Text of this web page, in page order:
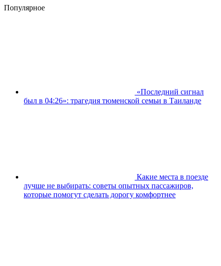
Популярное
«Последний сигнал
был в 04:26»: трагедия тюменской семьи в Таиланде
Какие места в поезде
лучше не выбирать: советы опытных пассажиров,
которые помогут сделать дорогу комфортнее